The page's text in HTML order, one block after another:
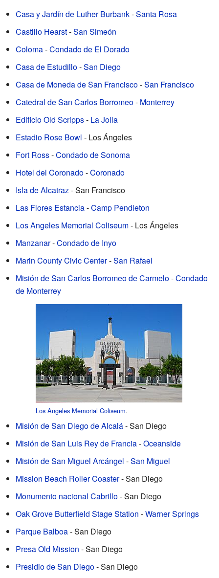
Casa y Jardín de Luther Burbank-Santa Rosa
Castillo Hearst-San Simeón
Coloma-Condado de El Dorado
Casa de Estudillo-San Diego
Casa de Moneda de San Francisco-San Francisco
Catedral de San Carlos Borromeo- Monterrey
Edificio Old Scripps- La Jolla
Estadio Rose Bowl - Los Ángeles
Fort Ross-Condado de Sonoma
Hotel del Coronado-Coronado
Isla de Alcatraz- San Francisco
Las Flores Estancia-Camp Pendleton
Los Angeles Memorial Coliseum- Los Ángeles
Manzanar-Condado de Inyo
Marin County Civic Center-San Rafael
Misión de San Carlos Borromeo de Carmelo-Condado
de Monterrey
Los Angeles Memorial Coliseum.
Misión de San Diego de Alcalá- San Diego
Misión de San Luis Rey de Francia-Oceanside
Misión de San Miguel Arcángel -San Miguel
Mission Beach Roller Coaster- San Diego
Monumento nacional Cabrillo- San Diego
Oak Grove Butterfield Stage Station -Warner Springs
Parque Balboa- San Diego
Presa Old Mission - San Diego
Presidio de San Diego- San Diego